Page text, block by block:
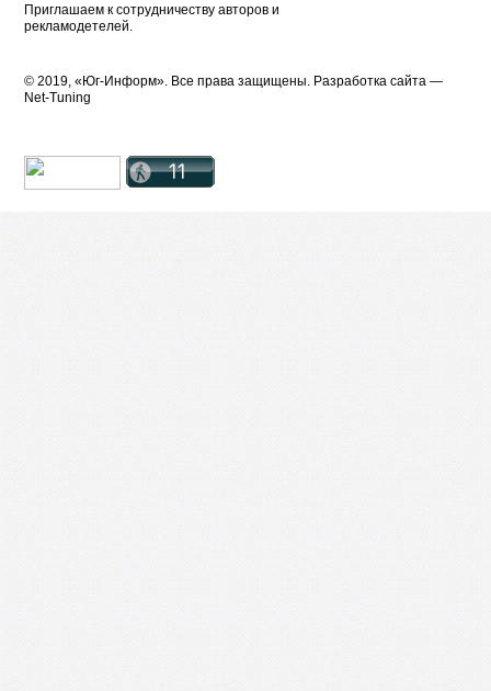
Приглашаем к сотрудничеству авторов и
рекламодетелей.
© 2019, «Юг-Информ». Все права защищены. Разработка cайта —
Net-Tuning